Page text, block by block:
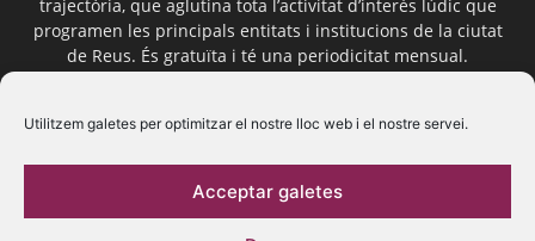
Utilitzem galetes per optimitzar el nostre lloc web i el nostre servei.
Acceptar galetes
trajectòria, que aglutina tota l’activitat d’interès lúdic que
programen les principals entitats i institucions de la ciutat
de Reus. És gratuïta i té una periodicitat mensual.
Segueix-nos